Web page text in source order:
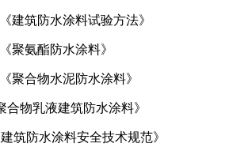
建筑防水涂料试验方法》
聚氨酯防水涂料》
聚合物水泥防水涂料》
合物乳液建筑防水涂料》
筑防水涂料安全技术规范》